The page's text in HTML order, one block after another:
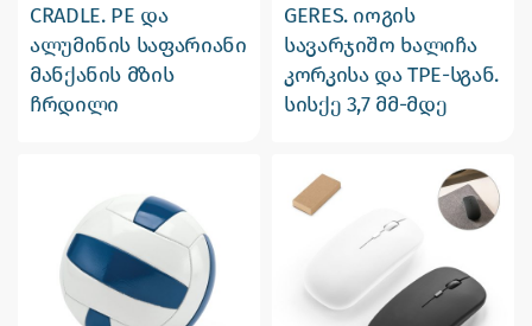
CRADLE. PE და
ალუმინის საფარიანი
მანქანის მზის
ჩრდილი
GERES. იოგის
სავარჯიშო ხალიჩა
კორკისა და TPE-სგან.
სისქე 3,7 მმ-მდე